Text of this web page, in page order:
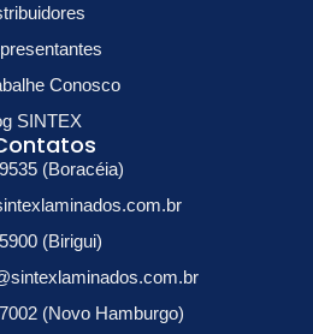
Conosco
SINTEX
(Boracéia)
(Birigui)
(Novo Hamburgo)